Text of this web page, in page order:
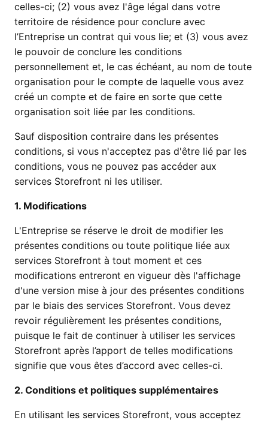
celles-ci; (2) vous avez l'âge légal dans votre
territoire de résidence pour conclure avec
l’Entreprise un contrat qui vous lie; et (3) vous avez
le pouvoir de conclure les conditions
personnellement et, le cas échéant, au nom de toute
organisation pour le compte de laquelle vous avez
créé un compte et de faire en sorte que cette
organisation soit liée par les conditions.
Sauf disposition contraire dans les présentes
conditions, si vous n'acceptez pas d'être lié par les
conditions, vous ne pouvez pas accéder aux
services Storefront ni les utiliser.
1. Modifications
L'Entreprise se réserve le droit de modifier les
présentes conditions ou toute politique liée aux
services Storefront à tout moment et ces
modifications entreront en vigueur dès l'affichage
d'une version mise à jour des présentes conditions
par le biais des services Storefront. Vous devez
revoir régulièrement les présentes conditions,
puisque le fait de continuer à utiliser les services
Storefront après l’apport de telles modifications
signifie que vous êtes d’accord avec celles-ci.
2. Conditions et politiques supplémentaires
En utilisant les services Storefront, vous acceptez